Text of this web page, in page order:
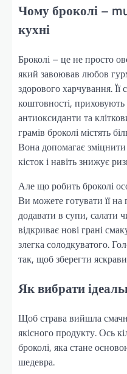
Чому броколі –
кухні
Броколі – це не просто
який завоював любов
здорового харчування. Її
коштовності,
антиоксиданти та
грамів броколі містять
Вона допомагає зміцнити
кісток і навіть знижує
Але що робить броколі
Ви можете готувати її
додавати в супи, салати
відкриває нові грані
злегка солодкуватого.
так, щоб зберегти
Як вибрати
Щоб страва вийшла
якісного продукту. Ось
броколі, яка стане
шедевра.